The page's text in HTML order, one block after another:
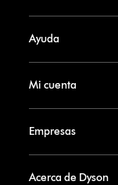
Ayuda
Mi cuenta
Empresas
Acerca de Dyson